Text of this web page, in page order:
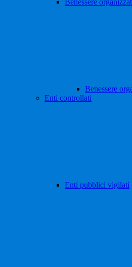
Benessere
Benessere
Enti controllati
Enti pubblici vigilati